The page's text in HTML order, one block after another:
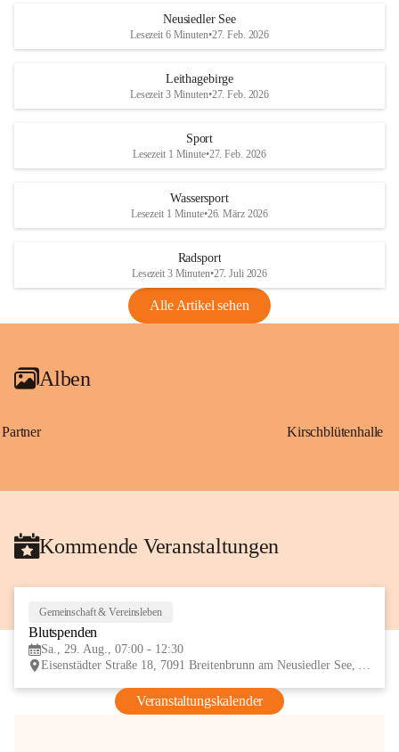
S
und den daraus folgenden wirtschaftlichen
Maßnahmen zur Bekämpfung
Rebe und der Amerikanischen
Anhang VBl. EU Nr. 18
1 Seite•1,4 MB
VBl. EU Nr. 18_2026
r
S
Neusiedler See
Lesezeit 6 Minuten•27. Feb. 2026
Leithagebirge
Lesezeit 3 Minuten•27. Feb. 2026
Sport
Lesezeit 1 Minute•27. Feb. 2026
Wassersport
Lesezeit 1 Minute•26. März 2026
Radsport
Lesezeit 3 Minuten•27. Juli 2026
Alle Artikel sehen
Alben
Partner Kirschblütenhalle
Kommende Veranstaltungen
Gemeinschaft & Vereinsleben
Blutspenden
Sa., 29. Aug., 07:00 - 12:30
Eisenstädter Straße 18, 7091 Breitenbrunn am Neusiedler See, AUT
Veranstaltungskalender